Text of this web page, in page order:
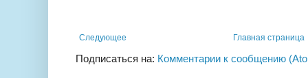
Следующее Главная страница
Подписаться на: Комментарии к сообщению